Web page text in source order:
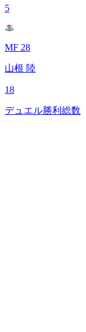
5
MF 28
山根 陸
18
デュエル勝利総数